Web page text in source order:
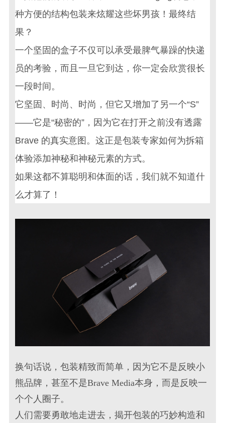
种方便的结构包装来炫耀这些坏男孩！最终结
果？
一个坚固的盒子不仅可以承受最脾气暴躁的快递
员的考验，而且一旦它到达，你一定会欣赏很长
一段时间。
它坚固、时尚、时尚，但它又增加了另一个“S”
——它是“秘密的”，因为它在打开之前没有透露
Brave 的真实意图。这正是包装专家如何为拆箱
体验添加神秘和神秘元素的方式。
如果这都不算聪明和体面的话，我们就不知道什
么才算了！
换句话说，包装精致而简单，因为它不是反映小
熊品牌，甚至不是Brave Media本身，而是反映一
个个人圈子。
人们需要勇敢地走进去，揭开包装的巧妙构造和